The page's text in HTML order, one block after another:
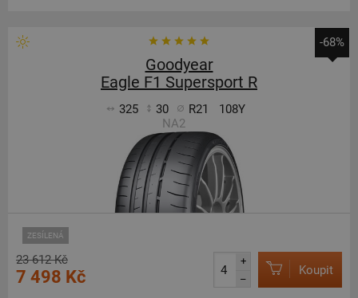
-68%
Goodyear
Eagle F1 Supersport R
325 30 R21
108Y
NA2
ZESÍLENÁ
23 612 Kč
7 498 Kč
+
–
Koupit